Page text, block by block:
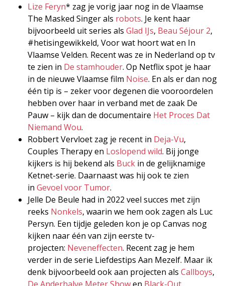
Lize Feryn* zag je vorig jaar nog in de Vlaamse
The Masked Singer als robots. Je kent haar
bijvoorbeeld uit series als Glad IJs, Beau Séjour 2,
#hetisingewikkeld, Voor wat hoort wat en In
Vlaamse Velden. Recent was ze in Nederland op tv
te zien in De stamhouder. Op Netflix spot je haar
in de nieuwe Vlaamse film Noise. En als er dan nog
één tip is – zeker voor degenen die vooroordelen
hebben over haar in verband met de zaak De
Pauw – kijk dan de documentaire Het Proces Dat
Niemand Wou.
Robbert Vervloet zag je recent in Deja-Vu,
Couples Therapy en Loslopend wild. Bij jonge
kijkers is hij bekend als Buck in de gelijknamige
Ketnet-serie. Daarnaast was hij ook te zien
in Gevoel voor Tumor.
Jelle De Beule had in 2022 veel succes met zijn
reeks Nonkels, waarin we hem ook zagen als Luc
Persyn. Een tijdje geleden kon je op Canvas nog
kijken naar één van zijn eerste tv-
projecten: Neveneffecten. Recent zag je hem
verder in de serie Liefdestips Aan Mezelf. Maar ik
denk bijvoorbeeld ook aan projecten als Callboys,